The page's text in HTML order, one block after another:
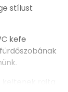
stílust
kefe
rajta